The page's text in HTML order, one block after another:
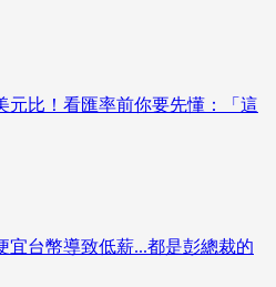
元比！看匯率前你要先懂：「這
宜台幣導致低薪...都是彭總裁的